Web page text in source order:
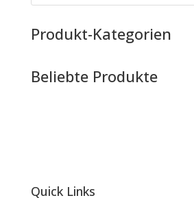
Produkt-Kategorien
Beliebte Produkte
Quick Links